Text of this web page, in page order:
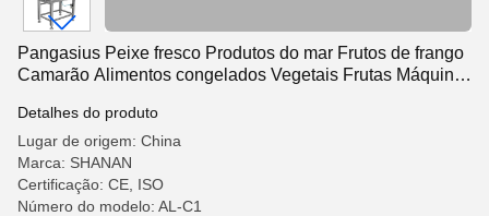
Pangasius Peixe fresco Produtos do mar Frutos de frango
Camarão Alimentos congelados Vegetais Frutas Máquina
Detalhes do produto
Lugar de origem: China
Marca: SHANAN
Certificação: CE, ISO
Número do modelo: AL-C1